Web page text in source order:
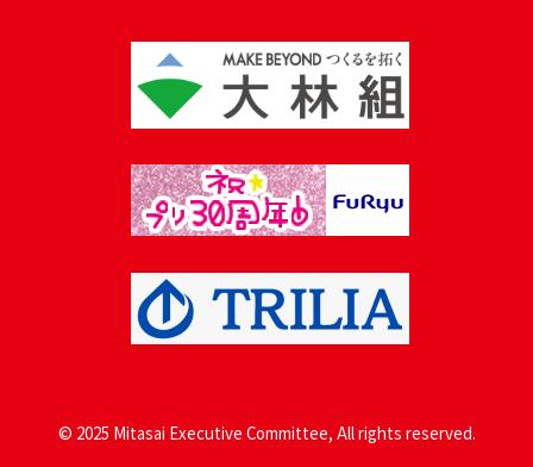
© 2025 Mitasai Executive Committee, All rights reserved.